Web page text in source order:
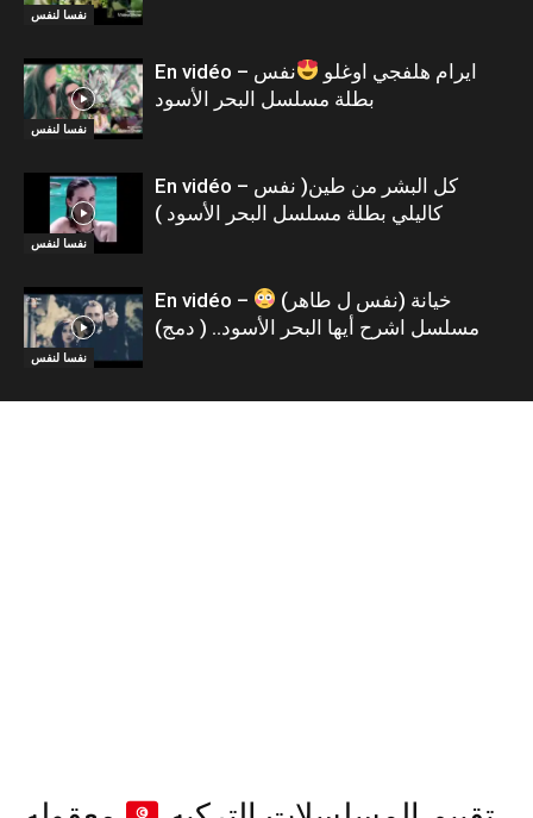
نفسا لنفس
نفسا لنفس
En vidéo – ايرام هلفجي اوغلو
نفس
بطلة مسلسل البحر الأسود
نفسا لنفس
En vidéo – كل البشر من طين( نفس
كاليلي بطلة مسلسل البحر الأسود )
نفسا لنفس
En vidéo – خيانة (نفس ل طاهر)
مسلسل اشرح أيها البحر الأسود.. ( دمج)